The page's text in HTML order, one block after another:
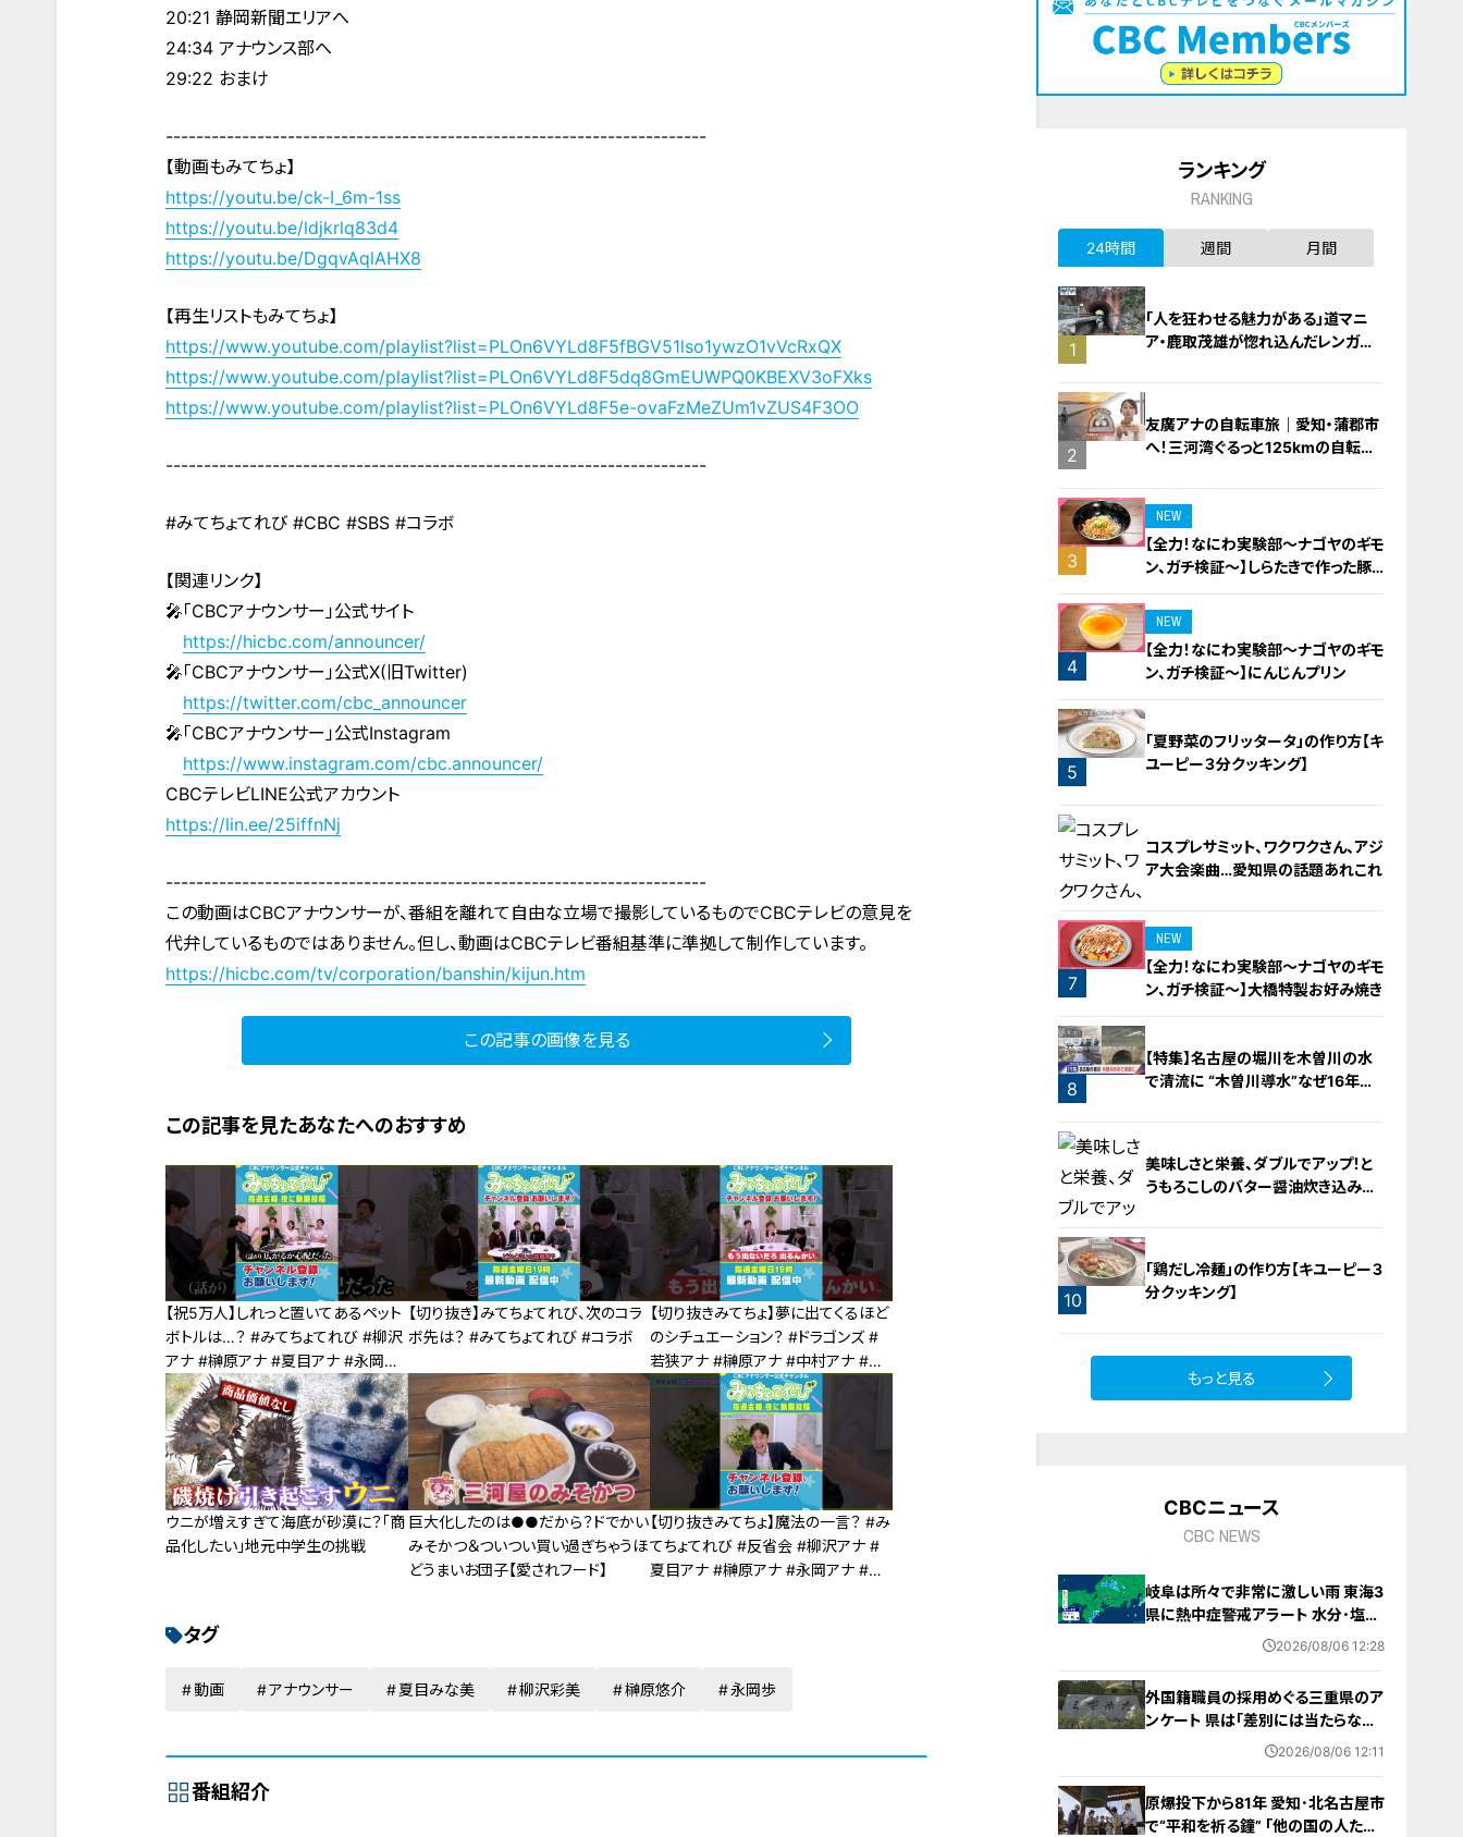
20:21 静岡新聞エリアへ
24:34 アナウンス部へ
29:22 おまけ
-----------------------------------------------------------------------
【動画もみてちょ】
https://youtu.be/ck-I_6m-1ss
https://youtu.be/ldjkrlq83d4
https://youtu.be/DgqvAqlAHX8
【再生リストもみてちょ】
https://www.youtube.com/playlist?list=PLOn6VYLd8F5fBGV51lso1ywzO1vVcRxQX
https://www.youtube.com/playlist?list=PLOn6VYLd8F5dq8GmEUWPQ0KBEXV3oFXks
https://www.youtube.com/playlist?list=PLOn6VYLd8F5e-ovaFzMeZUm1vZUS4F3OO
-----------------------------------------------------------------------
#みてちょてれび #CBC #SBS #コラボ
【関連リンク】
🎤「CBCアナウンサー」公式サイト
https://hicbc.com/announcer/
🎤「CBCアナウンサー」公式X(旧Twitter)
https://twitter.com/cbc_announcer
🎤「CBCアナウンサー」公式Instagram
https://www.instagram.com/cbc.announcer/
CBCテレビLINE公式アカウント
https://lin.ee/25iffnNj
-----------------------------------------------------------------------
この動画はCBCアナウンサーが、番組を離れて自由な立場で撮影しているものでCBCテレビの意見を
代弁しているものではありません。但し、動画はCBCテレビ番組基準に準拠して制作しています。
https://hicbc.com/tv/corporation/banshin/kijun.htm
この記事の画像を見る
この記事を見たあなたへのおすすめ
【祝5万人】しれっと置いてあるペット
ボトルは…？ #みてちょてれび #柳沢
アナ #榊原アナ #夏目アナ #永岡ア
ナ #CBC
【切り抜き】みてちょてれび、次のコラ
ボ先は？ #みてちょてれび #コラボ
【切り抜きみてちょ】夢に出てくるほど
のシチュエーション？ #ドラゴンズ #
若狭アナ #榊原アナ #中村アナ #中
日ドラゴンズ
ウニが増えすぎて海底が砂漠に？「商
品化したい」地元中学生の挑戦
巨大化したのは●●だから？ドでかい
みそかつ＆ついつい買い過ぎちゃうほ
どうまいお団子【愛されフード】
【切り抜きみてちょ】魔法の一言？ #み
てちょてれび #反省会 #柳沢アナ #
夏目アナ #榊原アナ #永岡アナ #記
タグ
動画 アナウンサー 夏目みな美 柳沢彩美 榊原悠介 永岡歩
番組紹介
ランキング
RANKING
24時間 週間 月間
1
「人を狂わせる魅力がある」道マニ
ア・鹿取茂雄が惚れ込んだレンガの
2
友廣アナの自転車旅｜愛知・蒲郡市
へ！三河湾ぐるっと125kmの自転車
3
NEW
【全力！なにわ実験部～ナゴヤのギモ
ン、ガチ検証～】しらたきで作った豚
バラミンチの油そば
4
NEW
【全力！なにわ実験部～ナゴヤのギモ
ン、ガチ検証～】にんじんプリン
5
「夏野菜のフリッタータ」の作り方【キ
ユーピー３分クッキング】
6
コスプレサミット、ワクワクさん、アジ
ア大会楽曲…愛知県の話題あれこれ
7
NEW
【全力！なにわ実験部～ナゴヤのギモ
ン、ガチ検証～】大橋特製お好み焼き
8
【特集】名古屋の堀川を木曽川の水
で清流に “木曽川導水”なぜ16年ぶ
美味しさと栄養、ダブルでアップ！と
うもろこしのバター醤油炊き込みご
10
「鶏だし冷麺」の作り方【キユーピー３
分クッキング】
もっと見る
CBCニュース
CBC NEWS
岐阜は所々で非常に激しい雨 東海3
県に熱中症警戒アラート 水分･塩分
補給など対策を 愛知･名古屋･岐阜･
2026/08/06 12:28
外国籍職員の採用めぐる三重県のア
ンケート 県は｢差別には当たらない｣
と示す方針 諮問機関は｢差別にあた
2026/08/06 12:11
原爆投下から81年 愛知･北名古屋市
で“平和を祈る鐘” ｢他の国の人たち